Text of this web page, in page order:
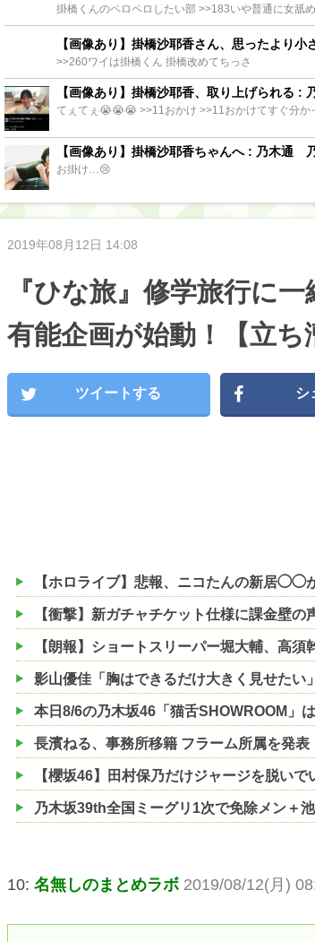
掛橋くんのペロペロしたい部 >>183いや普通に女舐め
【画像あり】掛橋沙耶香さん、思ったより
>>260ワイは掛橋くん 掛橋改めてちっさ
【画像あり】掛橋沙耶香、取り上げられる
てぇてぇ😭😭😭 >>11おかけ >>11おかけてすぐ分か
【画像あり】掛橋沙耶香ちゃんへ : 乃木通
お掛け…😢
2019年08月12日 14:08
『ひな旅』修学旅行に
有能企画が始動！【立ち
ツイートする シ
【ホロライブ】悲報、ニコたんの新居◯◯
【衝撃】新ガチャチケット仕様に課金壁
【朗報】ショートスリーパー堀大輔、高
影山優佳「胸はできるだけ大きく見せたい」
本日8/6の乃木坂46「猫舌SHOWROOM」
長濱ねる、事務所移籍 フラーム所属を発表
【櫻坂46】田村保乃だけジャージを脱いで
乃木坂39th全国ミーグリ1次で免除メン＋
【櫻坂46】ミーグリで喧嘩！？山下瞳月、
10: 名無しのまとめラボ 2019/08/12(月)